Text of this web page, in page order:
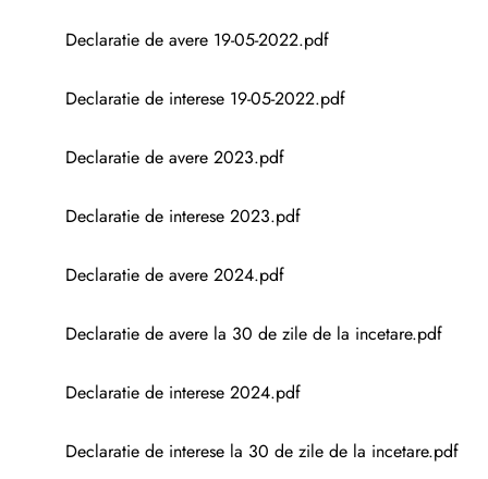
Declaratie de avere 19-05-2022.pdf
Declaratie de interese 19-05-2022.pdf
Declaratie de avere 2023.pdf
Declaratie de interese 2023.pdf
Declaratie de avere 2024.pdf
Declaratie de avere la 30 de zile de la incetare.pdf
Declaratie de interese 2024.pdf
Declaratie de interese la 30 de zile de la incetare.pdf